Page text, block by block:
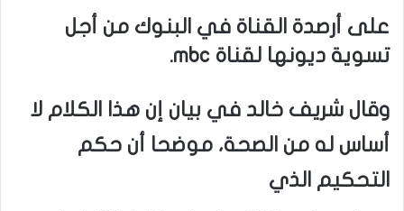
على أرصدة القناة في البنوك من أجل
تسوية ديونها لقناة mbc.
وقال شريف خالد في بيان إن هذا الكلام لا
أساس له من الصحة، موضحا أن حكم
التحكيم الذي